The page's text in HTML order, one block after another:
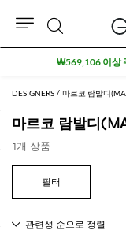
DESIGNERS 마르코 람발디
마르코 람발디
1개 상품
검
색
₩569,106 이상